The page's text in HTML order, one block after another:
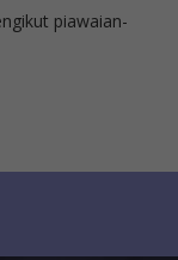
piawaian-